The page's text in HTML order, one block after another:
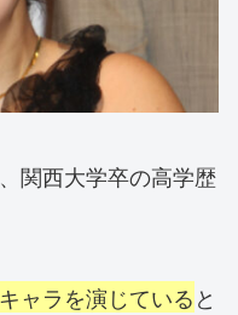
関西大学卒の高学歴
ャラを演じていると